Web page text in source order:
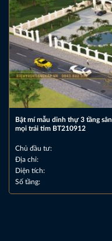
Bật mí mẫu dinh thự 3 tầng
mọi trái tim BT210912
Chủ đầu tư:
Địa chỉ:
Diện tích:
Số tầng: